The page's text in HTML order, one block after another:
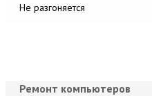
Не разгоняется
Ремонт компьютеров